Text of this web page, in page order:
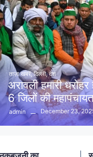
ताज़ा खबरें, दिल्ली, देश
अरावली हमारी
6 जिलों की
admin December 23,